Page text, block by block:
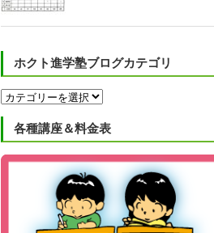
ホクト進学塾ブログカテゴリ
ホ
ク
ト
学
塾
各種講座＆料金表